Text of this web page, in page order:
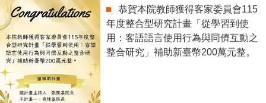
恭賀本院教師獲得客家委員會115
年度整合型研究計畫「從學習到使
用：客語語言使用行為與同儕互動之
整合研究」補助新臺幣200萬元整。